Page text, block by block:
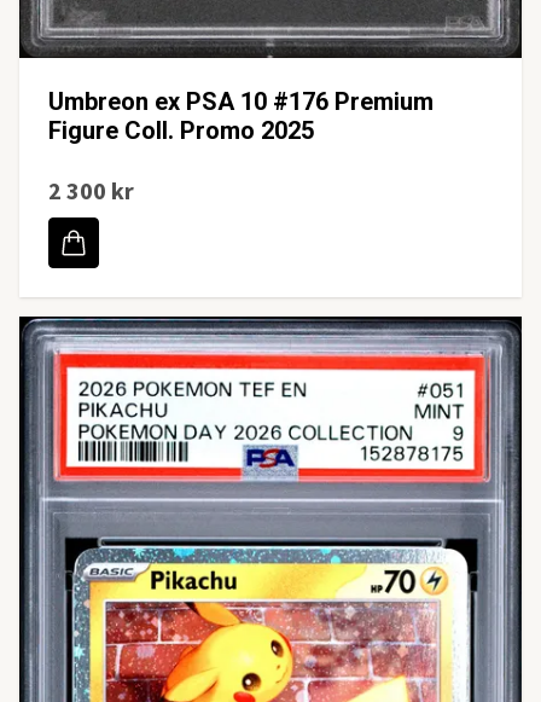
Umbreon ex PSA 10 #176 Premium
Figure Coll. Promo 2025
2 300 kr